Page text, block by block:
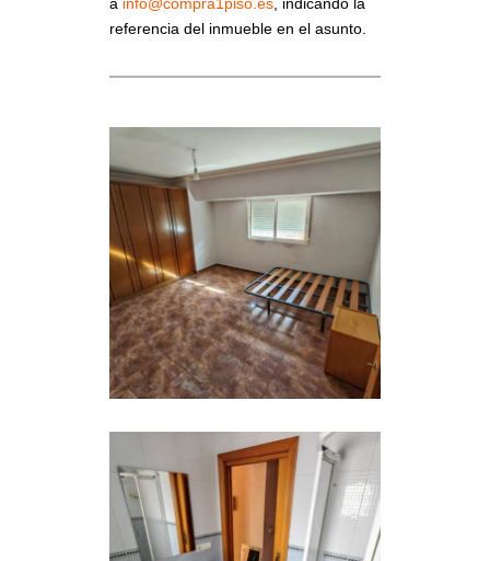
referencia del inmueble en el asunto.